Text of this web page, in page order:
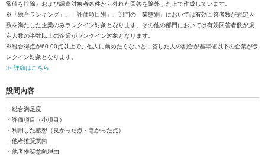
常値を排除）および調査対象者条件から外れた回答を除外した上で作成しています。
※「総合ランキング」、「評価項目別」、部門の「業態別」においては有効回答者数が規定人
数を満たした企業のみランクイン対象となります。その他の部門においては有効回答者数が規
定人数の半数以上の企業がランクイン対象となります。
※総合得点が60.00点以上で、他人に薦めたくないと回答した人の割合が基準値以下の企業がラ
ンクイン対象となります。
≫ 詳細はこちら
設問内容
・総合満足度
・評価項目（小項目）
・利用した感想（良かった点・悪かった点）
・他者推奨意向
・他者推奨意向理由